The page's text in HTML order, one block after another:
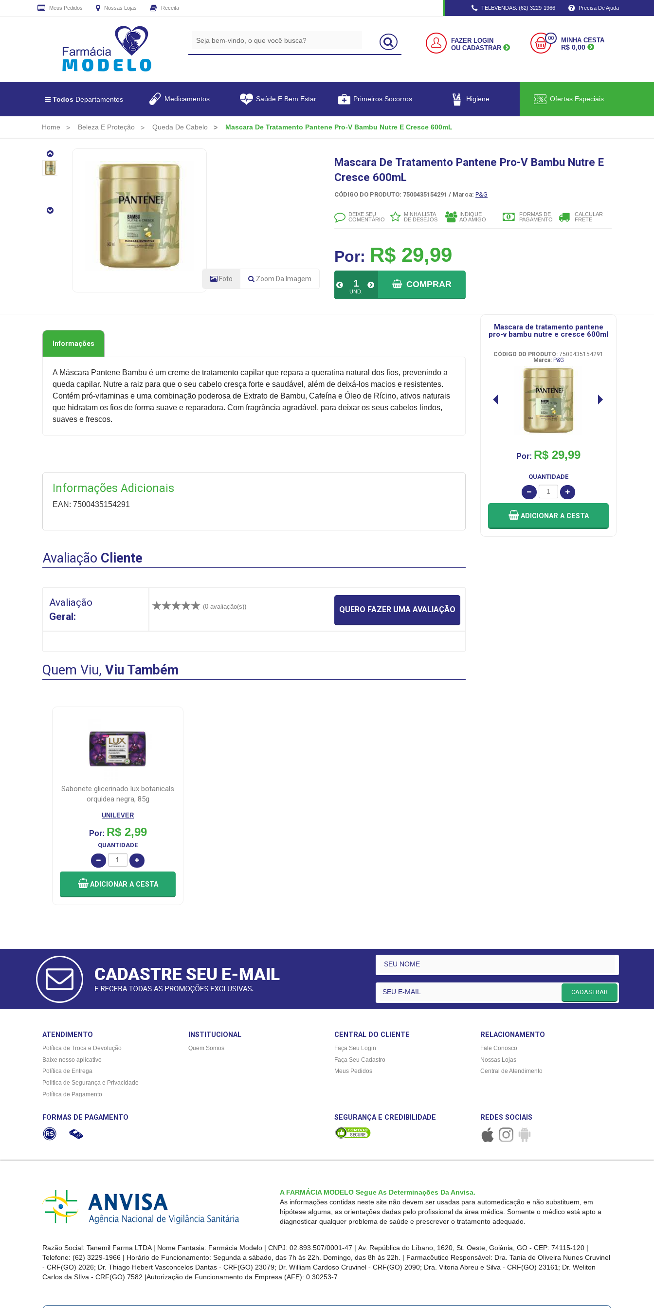
Meus Pedidos Nossas Lojas Receita TELEVENDAS: (62) 3229-1966 Precisa De Ajuda
FAZER LOGIN
OU CADASTRAR
00 MINHA CESTA
R$ 0,00
Todos Departamentos Medicamentos Saúde E Bem Estar Primeiros Socorros Higiene Ofertas Especiais
Home Beleza E Proteção Queda De Cabelo Mascara De Tratamento Pantene Pro-V Bambu Nutre E Cresce 600mL
Mascara
De
Pantene
CÓDIGO
DO
PRODUTO:
|
Marca:
P&G
Foto Zoom Da Imagem
Mascara De Tratamento Pantene Pro-V Bambu Nutre E
Cresce 600mL
CÓDIGO DO PRODUTO: 7500435154291 / Marca: P&G
DEIXE SEU
COMENTÁRIO
MINHA LISTA
DE DESEJOS
INDIQUE
AO AMIGO
FORMAS DE
PAGAMENTO
CALCULAR
FRETE
Por: R$ 29,99
UND.
COMPRAR
Informações
A Máscara Pantene Bambu é um creme de tratamento capilar que repara a queratina natural dos fios, prevenindo a
queda capilar. Nutre a raiz para que o seu cabelo cresça forte e saudável, além de deixá-los macios e resistentes.
Contém pró-vitaminas e uma combinação poderosa de Extrato de Bambu, Cafeína e Óleo de Rícino, ativos naturais
que hidratam os fios de forma suave e reparadora. Com fragrância agradável, para deixar os seus cabelos lindos,
suaves e frescos.
Informações Adicionais
EAN: 7500435154291
mascara de tratamento pantene
pro-v bambu nutre e cresce 600ml
CÓDIGO DO PRODUTO: 7500435154291
Marca: P&G
Por: R$ 29,99
QUANTIDADE
ADICIONAR A CESTA
Avaliação Cliente
Avaliação
Geral:
(0 avaliação(s)) QUERO FAZER UMA AVALIAÇÃO
Quem Viu, Viu Também
sabonete glicerinado lux botanicals
orquidea negra, 85g
UNILEVER
Por: R$ 2,99
QUANTIDADE
ADICIONAR A CESTA
CADASTRE
SEU
MAIL
E
TODAS
PROMOÇÕES
CADASTRAR
E-MAIL
CADASTRAR
ATENDIMENTO
Política de Troca e Devolução
Baixe nosso aplicativo
Política de Entrega
Política de Segurança e Privacidade
Política de Pagamento
INSTITUCIONAL
Quem Somos
CENTRAL DO CLIENTE
Faça Seu Login
Faça Seu Cadastro
Meus Pedidos
RELACIONAMENTO
Fale Conosco
Nossas Lojas
Central de Atendimento
FORMAS DE PAGAMENTO SEGURANÇA E CREDIBILIDADE REDES SOCIAIS
A FARMÁCIA MODELO Segue As Determinações Da Anvisa.
As informações contidas neste site não devem ser usadas para automedicação e não substituem, em
hipótese alguma, as orientações dadas pelo profissional da área médica. Somente o médico está apto a
diagnosticar qualquer problema de saúde e prescrever o tratamento adequado.
Razão Social: Tanemil Farma LTDA | Nome Fantasia: Farmácia Modelo | CNPJ: 02.893.507/0001-47 | Av. República do Líbano, 1620, St. Oeste, Goiânia, GO - CEP: 74115-120 |
Telefone: (62) 3229-1966 | Horário de Funcionamento: Segunda a sábado, das 7h às 22h. Domingo, das 8h às 22h. | Farmacêutico Responsável: Dra. Tania de Oliveira Nunes Cruvinel
- CRF(GO) 2026; Dr. Thiago Hebert Vasconcelos Dantas - CRF(GO) 23079; Dr. William Cardoso Cruvinel - CRF(GO) 2090; Dra. Vitoria Abreu e Silva - CRF(GO) 23161; Dr. Weliton
Carlos da SIlva - CRF(GO) 7582 |Autorização de Funcionamento da Empresa (AFE): 0.30253-7